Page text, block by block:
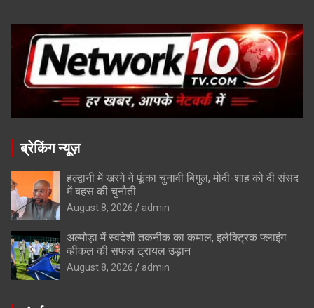
ब्रेकिंग न्यूज़
हल्द्वानी में खरगे ने फूंका चुनावी बिगुल, मोदी-शाह को दी संसद
में बहस की चुनौती
August 8, 2026 admin
अल्मोड़ा में स्वदेशी तकनीक का कमाल, इलेक्ट्रिक फ्लाइंग
व्हीकल की सफल ट्रायल उड़ान
August 8, 2026 admin